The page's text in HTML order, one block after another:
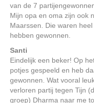
van de 7
Mijn opa en oma zijn ook
Maarssen. Die waren
hebben gewonnen.
Santi
Eindelijk een beker! Op
potjes gespeeld en heb
gewonnen. Wat vooral
verloren partij tegen Tijn
groep) Dharma naar me